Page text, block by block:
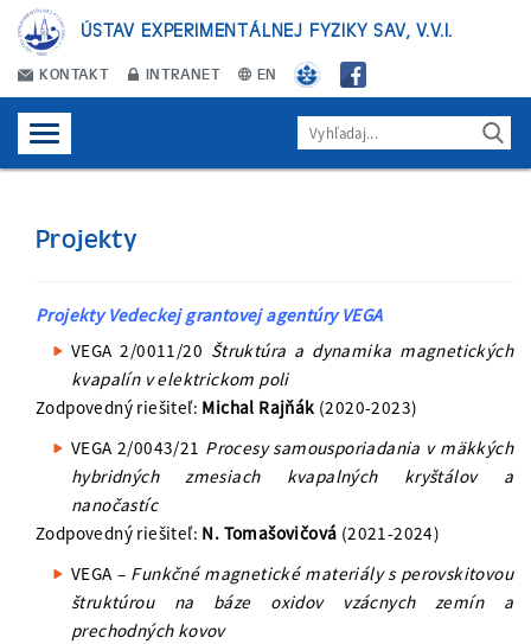
ÚSTAV EXPERIMENTÁLNEJ FYZIKY SAV, V.V.I.
KONTAKT INTRANET EN
Projekty
Projekty Vedeckej grantovej agentúry VEGA
VEGA 2/0011/20 Štruktúra a dynamika magnetických
kvapalín v elektrickom poli
Zodpovedný riešiteľ: Michal Rajňák (2020-2023)
VEGA 2/0043/21 Procesy samousporiadania v mäkkých
hybridných zmesiach kvapalných kryštálov a
nanočastíc
Zodpovedný riešiteľ: N. Tomašovičová (2021-2024)
VEGA – Funkčné magnetické materiály s perovskitovou
štruktúrou na báze oxidov vzácnych zemín a
prechodných kovov